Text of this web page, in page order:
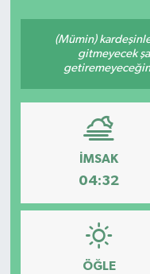
(Mümin)
gitmeyecek
İMSAK
04:32
ÖĞLE
Spor
Türkiye